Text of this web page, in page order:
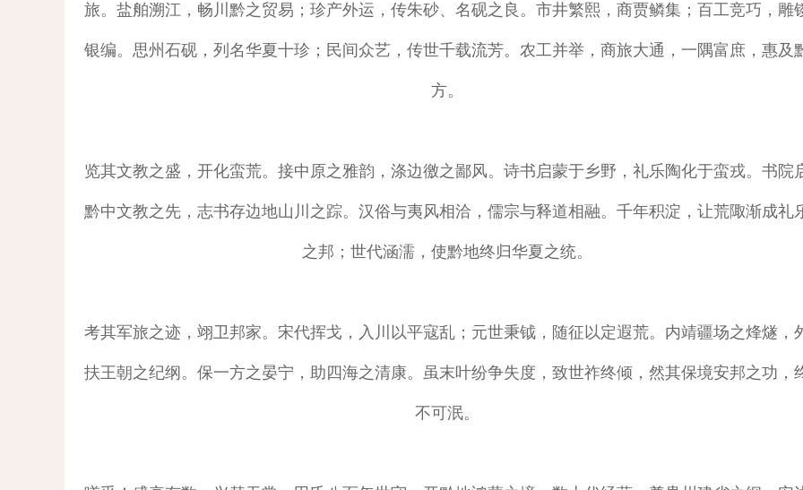
旅。盐舶溯江，畅川黔之贸易；珍产外运，传朱砂、名砚之良。市井繁熙，商贾鳞集；百工竞巧，雕
银编。思州石砚，列名华夏十珍；民间众艺，传世千载流芳。农工并举，商旅大通，一隅富庶，惠及
方。
览其文教之盛，开化蛮荒。接中原之雅韵，涤边徼之鄙风。诗书启蒙于乡野，礼乐陶化于蛮戎。书院
黔中文教之先，志书存边地山川之踪。汉俗与夷风相洽，儒宗与释道相融。千年积淀，让荒陬渐成礼
之邦；世代涵濡，使黔地终归华夏之统。
考其军旅之迹，翊卫邦家。宋代挥戈，入川以平寇乱；元世秉钺，随征以定遐荒。内靖疆场之烽燧，
扶王朝之纪纲。保一方之晏宁，助四海之清康。虽末叶纷争失度，致世祚终倾，然其保境安邦之功，
不可泯。